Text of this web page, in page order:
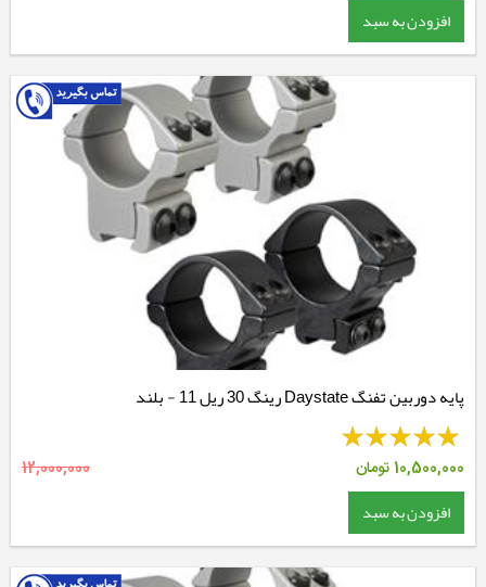
افزودن به سبد
پایه دوربین تفنگ Daystate رینگ 30 ریل 11 - بلند
10,500,000 تومان 12,000,000
افزودن به سبد